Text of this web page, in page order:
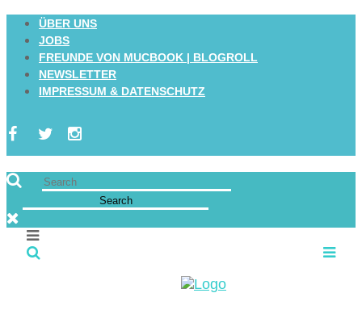
ÜBER UNS
JOBS
FREUNDE VON MUCBOOK | BLOGROLL
NEWSLETTER
IMPRESSUM & DATENSCHUTZ